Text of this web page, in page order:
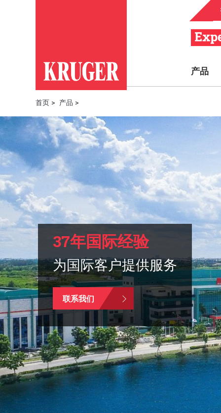
产品
首页 > 产品 >
37年国际经验
为国际客户提供服务
联系我们